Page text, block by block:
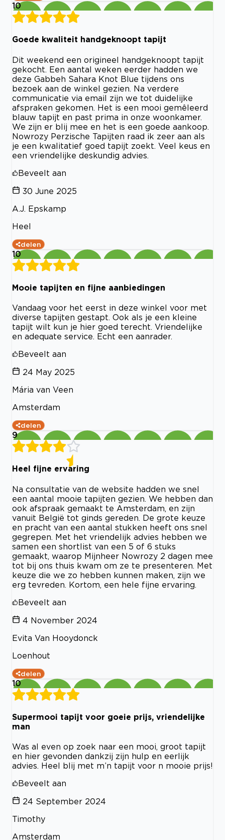
10
Goede kwaliteit handgeknoopt tapijt
Dit weekend een origineel handgeknoopt tapijt
gekocht. Een aantal weken eerder hadden we
deze Gabbeh Sahara Knot Blue tijdens ons
bezoek aan de winkel gezien. Na verdere
communicatie via email zijn we tot duidelijke
afspraken gekomen. Het is een mooi gemêleerd
blauw tapijt en past prima in onze woonkamer.
We zijn er blij mee en het is een goede aankoop.
Nowrozy Perzische Tapijten raad ik zeer aan als
je een kwalitatief goed tapijt zoekt. Veel keus en
een vriendelijke deskundig advies.
Beveelt aan
30 June 2025
A.J. Epskamp
Heel
delen
10
Mooie tapijten en fijne aanbiedingen
Vandaag voor het eerst in deze winkel voor met
diverse tapijten gestapt. Ook als je een kleine
tapijt wilt kun je hier goed terecht. Vriendelijke
en adequate service. Echt een aanrader.
Beveelt aan
24 May 2025
Mária van Veen
Amsterdam
delen
9
Heel fijne ervaring
Na consultatie van de website hadden we snel
een aantal mooie tapijten gezien. We hebben dan
ook afspraak gemaakt te Amsterdam, en zijn
vanuit België tot ginds gereden. De grote keuze
en pracht van een aantal stukken heeft ons snel
gegrepen. Met het vriendelijk advies hebben we
samen een shortlist van een 5 of 6 stuks
gemaakt, waarop Mijnheer Nowrozy 2 dagen mee
tot bij ons thuis kwam om ze te presenteren. Met
keuze die we zo hebben kunnen maken, zijn we
erg tevreden. Kortom, een hele fijne ervaring.
Beveelt aan
4 November 2024
Evita Van Hooydonck
Loenhout
delen
10
Supermooi tapijt voor goeie prijs, vriendelijke
man
Was al even op zoek naar een mooi, groot tapijt
en hier gevonden dankzij zijn hulp en eerlijk
advies. Heel blij met m’n tapijt voor n mooie prijs!
Beveelt aan
24 September 2024
Timothy
Amsterdam